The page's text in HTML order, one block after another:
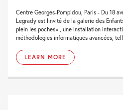
Centre Georges-Pompidou, Paris - Du 18
Legrady est linvité de la galerie des
plein les poches» , une installation
méthodologies informatiques avancées,
LEARN MORE